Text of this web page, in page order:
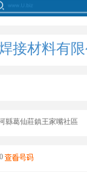
接材料有限
縣葛仙莊鎮王家嘴社區